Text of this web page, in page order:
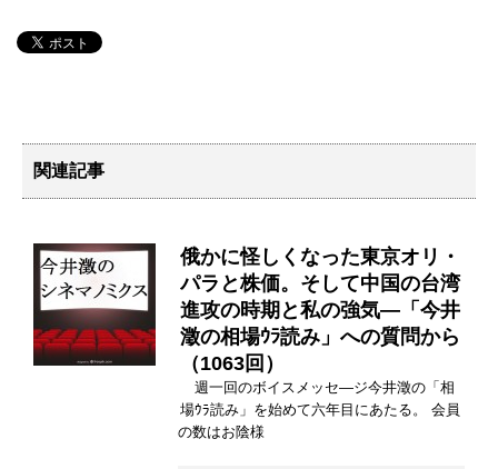
関連記事
俄かに怪しくなった東京オリ・
パラと株価。そして中国の台湾
進攻の時期と私の強気―「今井
澂の相場ｳﾗ読み」への質問から
（1063回）
週一回のボイスメッセ―ジ今井澂の「相
場ｳﾗ読み」を始めて六年目にあたる。 会員
の数はお陰様